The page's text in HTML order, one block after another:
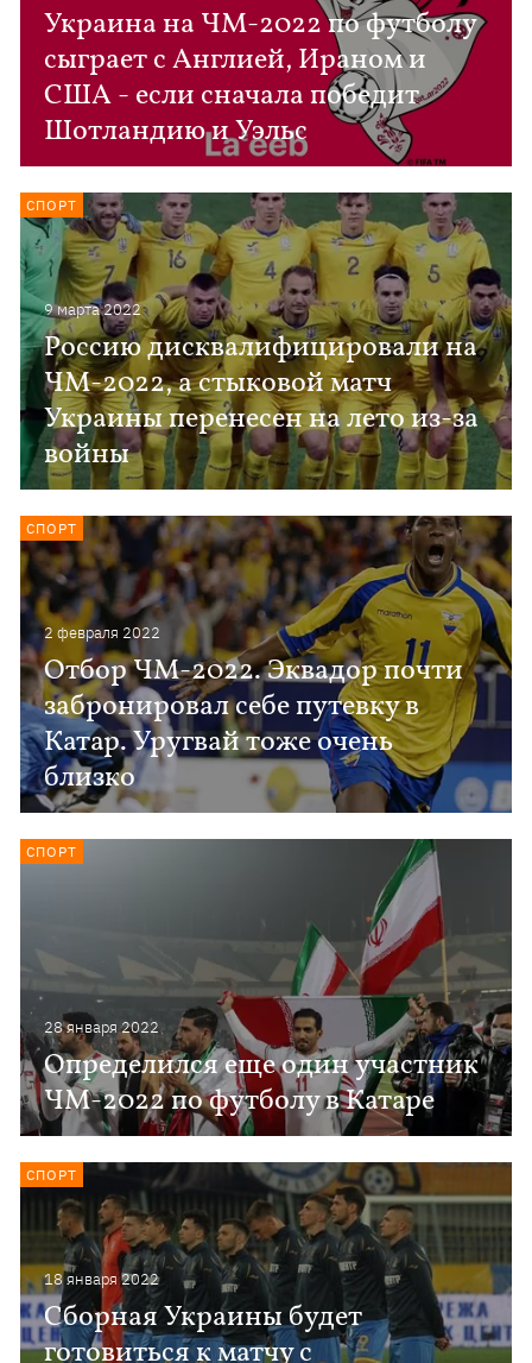
Украина на ЧМ-2022 по футболу
сыграет с Англией, Ираном и
США - если сначала победит
Шотландию и Уэльс
9 марта 2022
Россию дисквалифицировали на
ЧМ-2022, а стыковой матч
Украины перенесен на лето из-за
войны
СПОРТ
2 февраля 2022
Отбор ЧМ-2022. Эквадор почти
забронировал себе путевку в
Катар. Уругвай тоже очень
близко
СПОРТ
28 января 2022
Определился еще один участник
ЧМ-2022 по футболу в Катаре
СПОРТ
18 января 2022
Сборная Украины будет
готовиться к матчу с
СПОРТ